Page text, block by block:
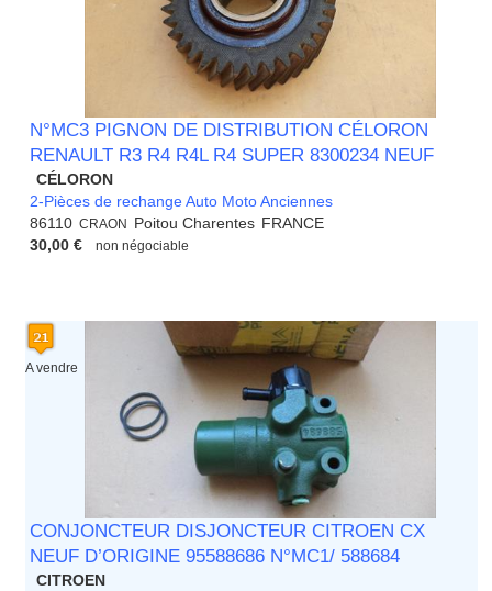
N°MC3 PIGNON DE DISTRIBUTION CÉLORON
RENAULT R3 R4 R4L R4 SUPER 8300234 NEUF
CÉLORON
2-Pièces de rechange Auto Moto Anciennes
86110 CRAON Poitou Charentes FRANCE
30,00 €
non négociable
A vendre
CONJONCTEUR DISJONCTEUR CITROEN CX
NEUF D’ORIGINE 95588686 N°MC1/ 588684
CITROEN